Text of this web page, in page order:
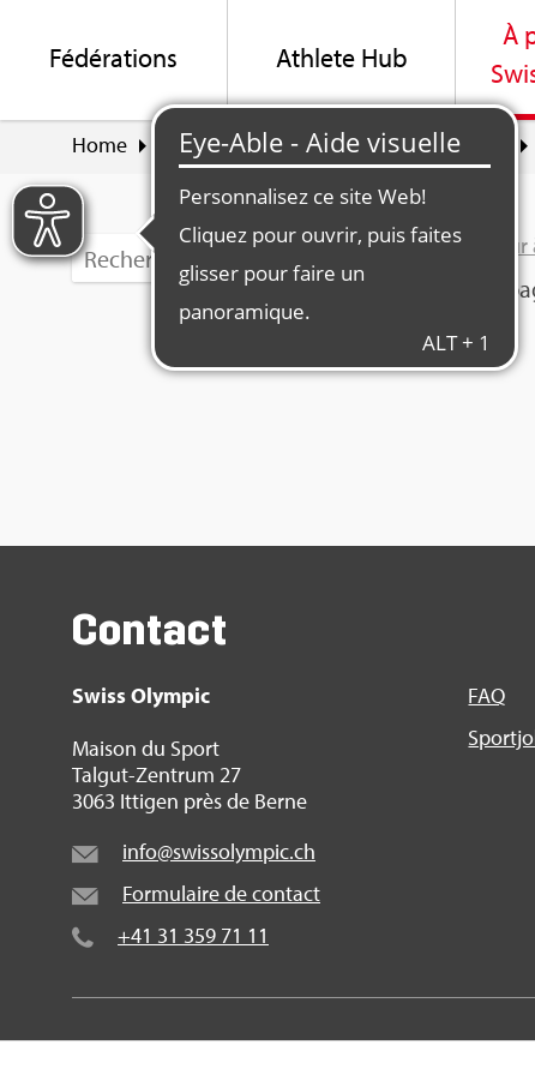
Fédé­ra­tions Ath­lete Hub
À
Home À pro­pos de Swiss Olym­pic Contacts
Cette
Contact
Swiss Olym­pic
Mai­son du Sport
Tal­gut-Zen­trum 27
3063 Itti­gen près de Berne
info@​swi​ssol​ympi​c.​ch
For­mu­laire de contact
+41 31 359 71 11
FAQ